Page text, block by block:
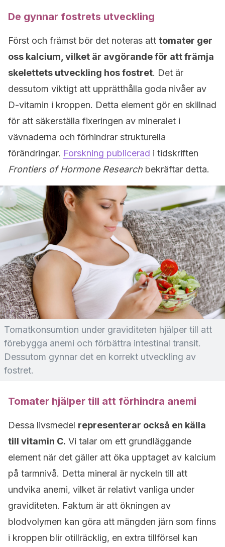
De gynnar fostrets utveckling
Först och främst bör det noteras att tomater ger
oss kalcium, vilket är avgörande för att främja
skelettets utveckling hos fostret. Det är
dessutom viktigt att upprätthålla goda nivåer av
D-vitamin i kroppen. Detta element gör en skillnad
för att säkerställa fixeringen av mineralet i
vävnaderna och förhindrar strukturella
förändringar. Forskning publicerad i tidskriften
Frontiers of Hormone Research bekräftar detta.
Tomatkonsumtion under graviditeten hjälper till att
förebygga anemi och förbättra intestinal transit.
Dessutom gynnar det en korrekt utveckling av
fostret.
Tomater hjälper till att förhindra anemi
Dessa livsmedel representerar också en källa
till vitamin C. Vi talar om ett grundläggande
element när det gäller att öka upptaget av kalcium
på tarmnivå. Detta mineral är nyckeln till att
undvika anemi, vilket är relativt vanliga under
graviditeten. Faktum är att ökningen av
blodvolymen kan göra att mängden järn som finns
i kroppen blir otillräcklig, en extra tillförsel kan